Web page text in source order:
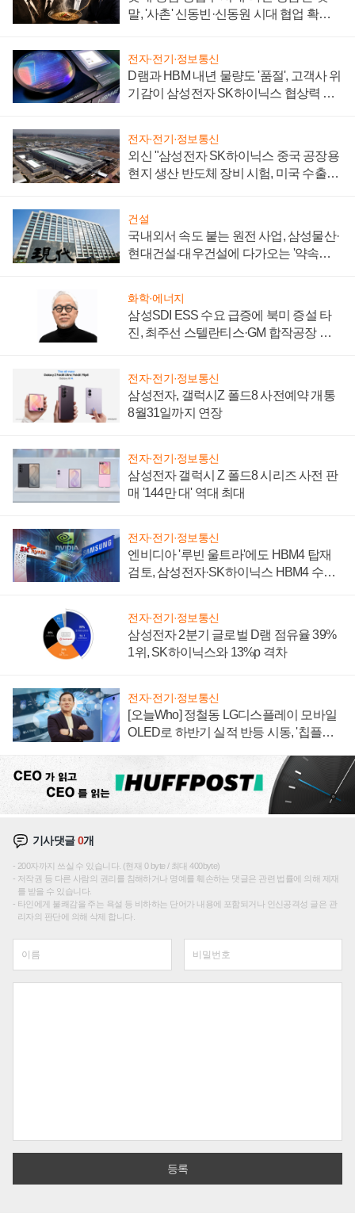
말, '사촌' 신동빈·신동원 시대 협업 확대
전자·전기·정보통신
D램과 HBM 내년 물량도 '품절', 고객사 위
기감이 삼성전자 SK하이닉스 협상력 더
전자·전기·정보통신
외신 "삼성전자 SK하이닉스 중국 공장용
현지 생산 반도체 장비 시험, 미국 수출통
건설
국내외서 속도 붙는 원전 사업, 삼성물산·
현대건설·대우건설에 다가오는 '약속의
화학·에너지
삼성SDI ESS 수요 급증에 북미 증설 타
진, 최주선 스텔란티스·GM 합작공장 건
전자·전기·정보통신
삼성전자, 갤럭시Z 폴드8 사전예약 개통
8월31일까지 연장
전자·전기·정보통신
삼성전자 갤럭시 Z 폴드8 시리즈 사전 판
매 '144만 대' 역대 최대
전자·전기·정보통신
엔비디아 '루빈 울트라'에도 HBM4 탑재
검토, 삼성전자·SK하이닉스 HBM4 수율
전자·전기·정보통신
삼성전자 2분기 글로벌 D램 점유율 39%
1위, SK하이닉스와 13%p 격차
전자·전기·정보통신
[오늘Who] 정철동 LG디스플레이 모바일
OLED로 하반기 실적 반등 시동, '칩플레
기사댓글0개
200자까지 쓰실 수 있습니다. (현재 0 byte / 최대 400byte)
저작권 등 다른 사람의 권리를 침해하거나 명예를 훼손하는 댓글은 관련 법률에 의해 제재
를 받을 수 있습니다.
타인에게 불쾌감을 주는 욕설 등 비하하는 단어가 내용에 포함되거나 인신공격성 글은 관
리자의 판단에 의해 삭제 합니다.